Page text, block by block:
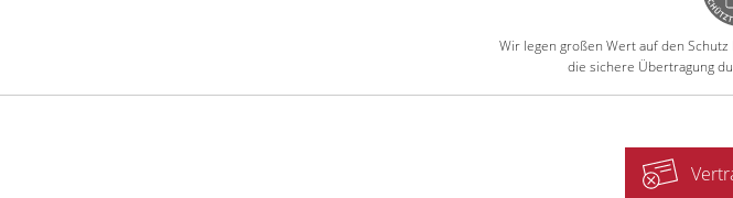
Wir legen großen Wert auf den
die sichere Übertragung